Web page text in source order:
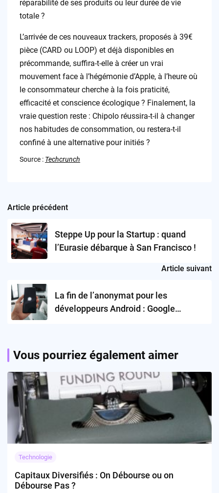
réparabilité de ses produits ou leur durée de vie
totale ?
L’arrivée de ces nouveaux trackers, proposés à 39€
pièce (CARD ou LOOP) et déjà disponibles en
précommande, suffira-t-elle à créer un vrai
mouvement face à l’hégémonie d’Apple, à l’heure où
le consommateur cherche à la fois praticité,
efficacité et conscience écologique ? Finalement, la
vraie question reste : Chipolo réussira-t-il à changer
nos habitudes de consommation, ou restera-t-il
confiné à une alternative pour initiés ?
Source : Techcrunch
Post
navigation
Article précédent
Steppe Up pour la Startup : quand
l’Eurasie débarque à San Francisco !
Article suivant
La fin de l’anonymat pour les
développeurs Android : Google
Vous pourriez également aimer
Technologie
Capitaux Diversifiés : On Débourse ou on
Débourse Pas ?